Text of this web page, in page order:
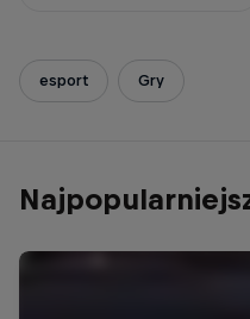
esport Gry